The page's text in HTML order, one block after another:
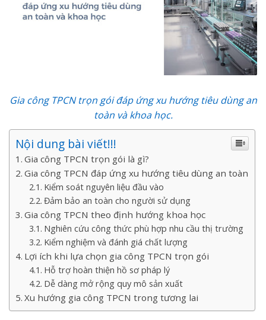
Gia công TPCN trọn gói đáp ứng xu hướng tiêu dùng an
toàn và khoa học.
Nội dung bài viết!!!
Gia công TPCN trọn gói là gì?
Gia công TPCN đáp ứng xu hướng tiêu dùng an toàn
Kiểm soát nguyên liệu đầu vào
Đảm bảo an toàn cho người sử dụng
Gia công TPCN theo định hướng khoa học
Nghiên cứu công thức phù hợp nhu cầu thị trường
Kiểm nghiệm và đánh giá chất lượng
Lợi ích khi lựa chọn gia công TPCN trọn gói
Hỗ trợ hoàn thiện hồ sơ pháp lý
Dễ dàng mở rộng quy mô sản xuất
Xu hướng gia công TPCN trong tương lai